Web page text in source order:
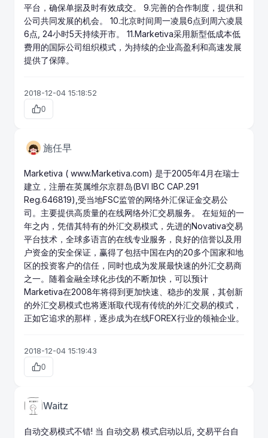
平台，确保单据及时有效成交。 9.完善的合作制度，提供和
公司共同发展的机会。 10.北京时间周一凌晨6点到周六凌晨
6点, 24小时5天持续开市。 11.Marketiva采用新型低成本低
费用的国际公司组织模式，为持续的企业高盈利和高速发展
提供了保障。
2018-12-04 15:18:52
0
施任早
Marketiva ( www.Marketiva.com) 是于2005年4月在瑞士
建立，注册在英属维尔京群岛(BVI IBC CAP.291
Reg.646819),受当地FSC监管的网络外汇保证金交易公
司。主要提供高质量的在线网络外汇交易服务。 在短短的一
年之内，凭借其特有的外汇交易模式，先进的Novativa交易
平台技术，全球多语言的在线专业服务，良好的信誉以及用
户资金的安全保证，赢得了包括中国在内的20多个国家和地
区的投资客户的信任，同时也成为发展最快速的外汇交易商
之一。随着金融全球化步伐的不断加快，可以预计
Marketiva在2008年将得到更加快速、稳步的发展，其创新
的外汇交易模式也将逐渐取代现有传统的外汇交易的模式，
正如它追求的那样，逐步成为在线FOREX行业的领袖企业。
2018-12-04 15:19:43
0
Waitz
自动交易模式不错! 当 自动交易 模式启动以后, 交易平台自